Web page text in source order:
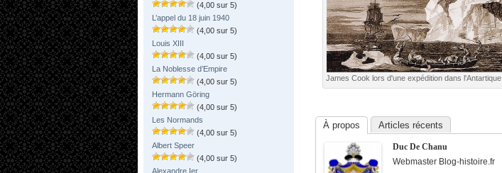
(4,00 sur 5)
L’appel du 18 juin 1940
(4,00 sur 5)
Louis XIII
(4,00 sur 5)
La Noblesse d’Empire
(4,00 sur 5)
Hermann Göring
(4,00 sur 5)
Les Normands
(4,00 sur 5)
Albert Speer
(4,00 sur 5)
Alexandre Ier
James Cook lors d'une expédition dans l'Antartique
À propos Articles récents
Duc De Chanu
Webmaster Blog-histoire.fr